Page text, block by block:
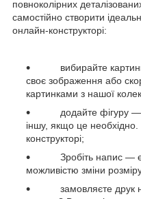
повноколірних
самостійно створити
онлайн-конструкторі:
вибирайте
своє зображення або
картинками з нашої
додайте фігуру —
іншу, якщо це необхідно.
конструкторі;
Зробіть напис — є
можливістю зміни
замовляєте друк